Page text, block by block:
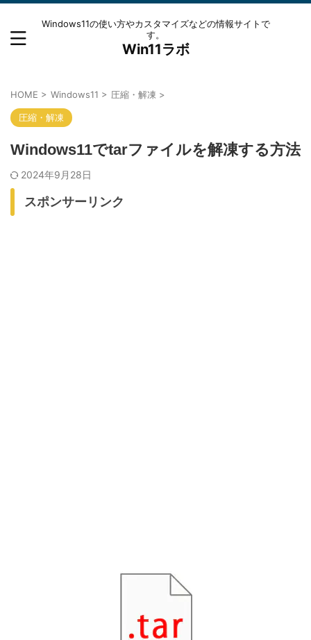
Windows11の使い方やカスタマイズなどの情報サイトで
す。
Win11ラボ
HOME > Windows11 > 圧縮・解凍 >
圧縮・解凍
Windows11でtarファイルを解凍する方法
2024年9月28日
スポンサーリンク